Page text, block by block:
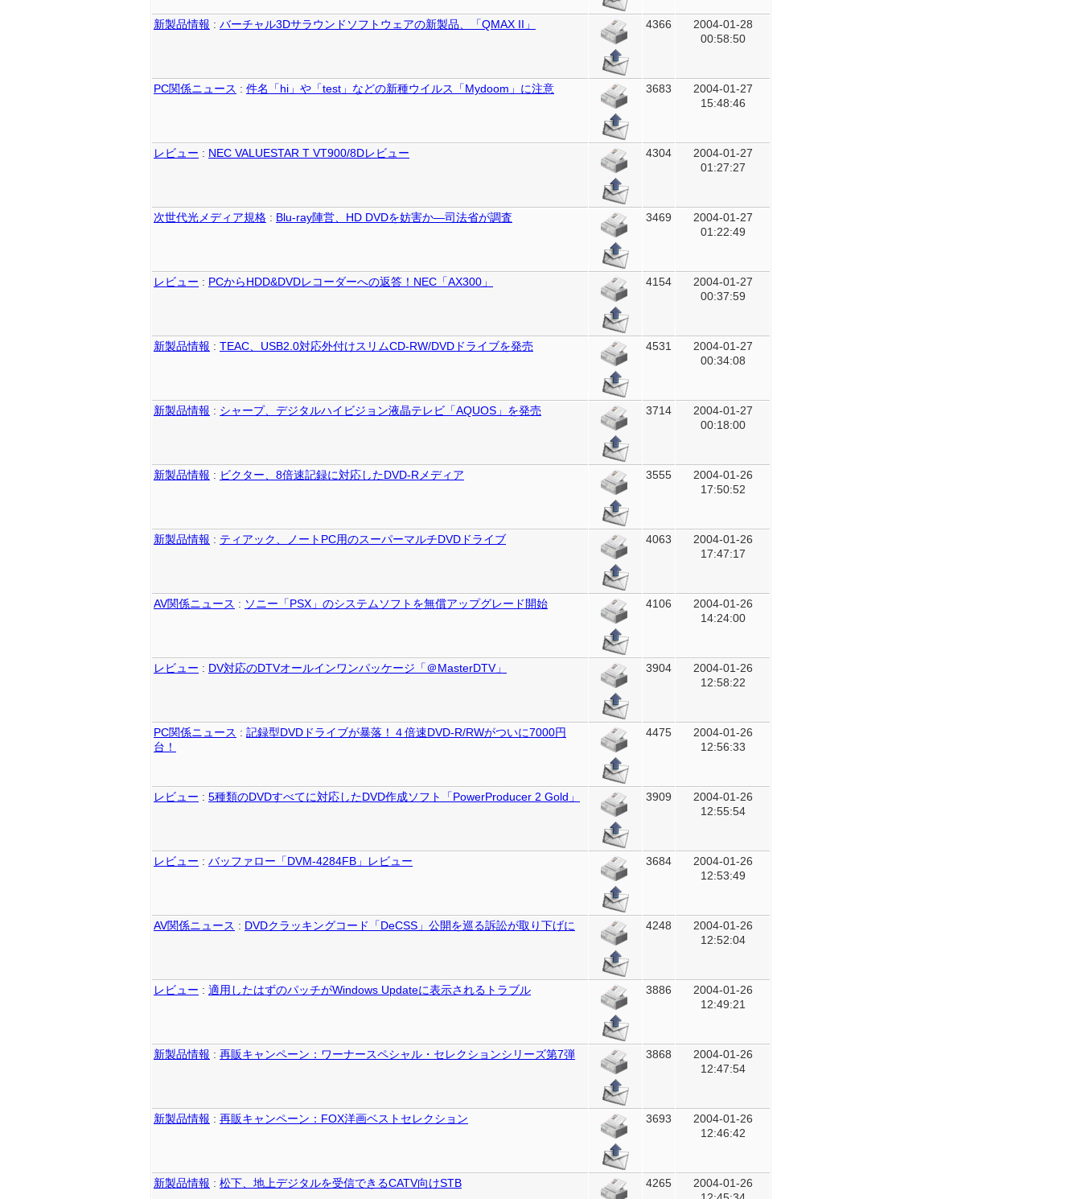
新製品情報 : バーチャル3Dサラウンドソフトウェアの新製品、「QMAX II」 4366
2004-01-28
00:58:50
PC関係ニュース : 件名「hi」や「test」などの新種ウイルス「Mydoom」に注意 3683
2004-01-27
15:48:46
レビュー : NEC VALUESTAR T VT900/8Dレビュー 4304
2004-01-27
01:27:27
次世代光メディア規格 : Blu-ray陣営、HD DVDを妨害か―司法省が調査 3469
2004-01-27
01:22:49
レビュー : PCからHDD&DVDレコーダーへの返答！NEC「AX300」 4154
2004-01-27
00:37:59
新製品情報 : TEAC、USB2.0対応外付けスリムCD-RW/DVDドライブを発売 4531
2004-01-27
00:34:08
新製品情報 : シャープ、デジタルハイビジョン液晶テレビ「AQUOS」を発売 3714
2004-01-27
00:18:00
新製品情報 : ビクター、8倍速記録に対応したDVD-Rメディア 3555
2004-01-26
17:50:52
新製品情報 : ティアック、ノートPC用のスーパーマルチDVDドライブ 4063
2004-01-26
17:47:17
AV関係ニュース : ソニー「PSX」のシステムソフトを無償アップグレード開始 4106
2004-01-26
14:24:00
レビュー : DV対応のDTVオールインワンパッケージ「＠MasterDTV」 3904
2004-01-26
12:58:22
PC関係ニュース : 記録型DVDドライブが暴落！４倍速DVD-R/RWがついに7000円
台！
4475
2004-01-26
12:56:33
レビュー : 5種類のDVDすべてに対応したDVD作成ソフト「PowerProducer 2 Gold」 3909
2004-01-26
12:55:54
レビュー : バッファロー「DVM-4284FB」レビュー 3684
2004-01-26
12:53:49
AV関係ニュース : DVDクラッキングコード「DeCSS」公開を巡る訴訟が取り下げに 4248
2004-01-26
12:52:04
レビュー : 適用したはずのパッチがWindows Updateに表示されるトラブル 3886
2004-01-26
12:49:21
新製品情報 : 再販キャンペーン：ワーナースペシャル・セレクションシリーズ第7弾 3868
2004-01-26
12:47:54
新製品情報 : 再販キャンペーン：FOX洋画ベストセレクション 3693
2004-01-26
12:46:42
新製品情報 : 松下、地上デジタルを受信できるCATV向けSTB 4265
2004-01-26